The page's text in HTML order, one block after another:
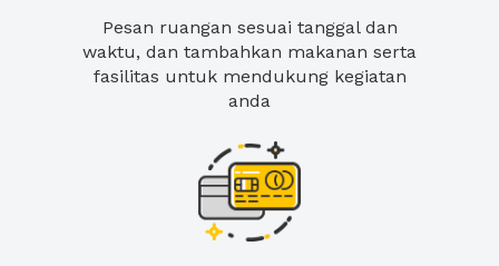
Pesan ruangan sesuai tanggal dan
waktu, dan tambahkan makanan serta
fasilitas untuk mendukung kegiatan
anda